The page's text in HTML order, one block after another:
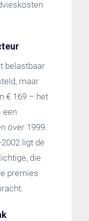
belastbaar
maar
€ 169 – het
een
over 1999.
ligt de
die
premies